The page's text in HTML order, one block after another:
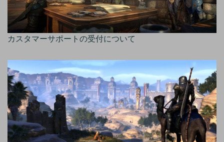
カスタマーサポートの受付について